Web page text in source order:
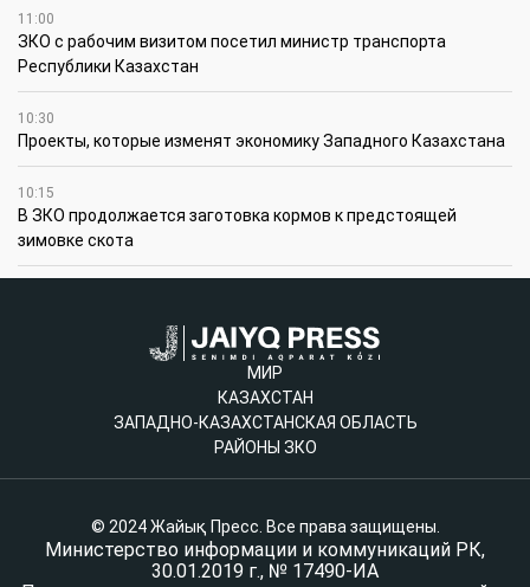
11:00
ЗКО с рабочим визитом посетил министр транспорта
Республики Казахстан
10:30
Проекты, которые изменят экономику Западного Казахстана
10:15
В ЗКО продолжается заготовка кормов к предстоящей
зимовке скота
МИР
КАЗАХСТАН
ЗАПАДНО-КАЗАХСТАНСКАЯ ОБЛАСТЬ
РАЙОНЫ ЗКО
© 2024 Жайық Пресс. Все права защищены.
Министерство информации и коммуникаций РК,
30.01.2019 г., № 17490-ИА